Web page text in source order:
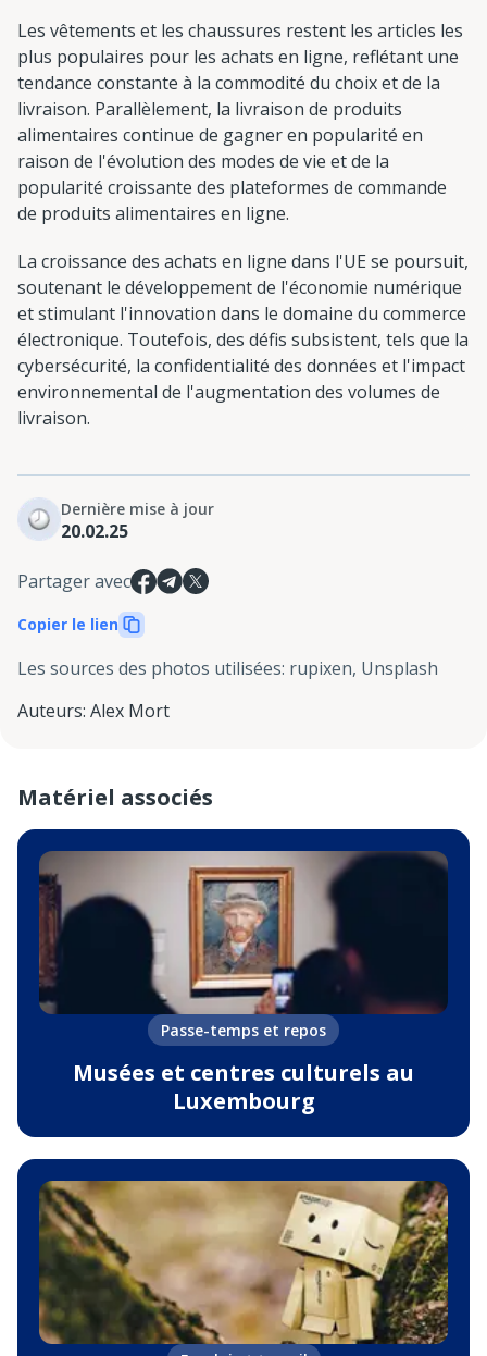
Les vêtements et les chaussures restent les articles les
plus populaires pour les achats en ligne, reflétant une
tendance constante à la commodité du choix et de la
livraison. Parallèlement, la livraison de produits
alimentaires continue de gagner en popularité en
raison de l'évolution des modes de vie et de la
popularité croissante des plateformes de commande
de produits alimentaires en ligne.
La croissance des achats en ligne dans l'UE se poursuit,
soutenant le développement de l'économie numérique
et stimulant l'innovation dans le domaine du commerce
électronique. Toutefois, des défis subsistent, tels que la
cybersécurité, la confidentialité des données et l'impact
environnemental de l'augmentation des volumes de
livraison.
Dernière mise à jour
20.02.25
Partager avec
Copier le lien
Les sources des photos utilisées: rupixen, Unsplash
Auteurs: Alex Mort
Matériel associés
Passe-temps et repos
Musées et centres culturels au
Luxembourg